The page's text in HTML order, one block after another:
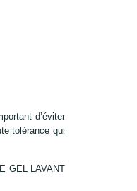
d’éviter
tolérance qui
GEL LAVANT